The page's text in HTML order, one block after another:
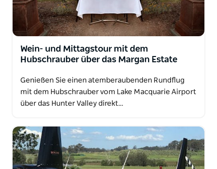
Wein- und Mittagstour mit dem
Hubschrauber über das Margan Estate
Genießen Sie einen atemberaubenden Rundflug
mit dem Hubschrauber vom Lake Macquarie Airport
über das Hunter Valley direkt…